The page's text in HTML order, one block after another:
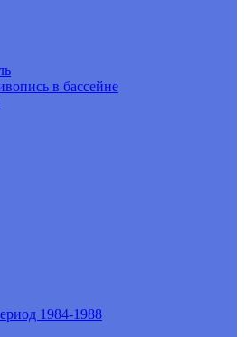
в бассейне
1984-1988